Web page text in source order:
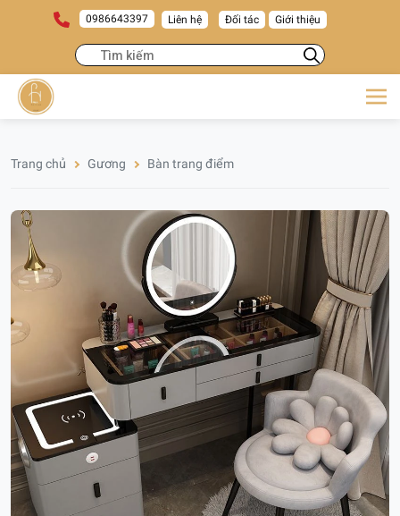
0986643397 Liên hệ Đối tác Giới thiệu
Trang chủ Gương Bàn trang điểm